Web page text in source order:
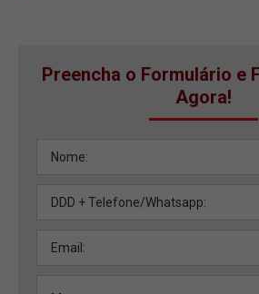
Preencha o Formulário e
Agora!